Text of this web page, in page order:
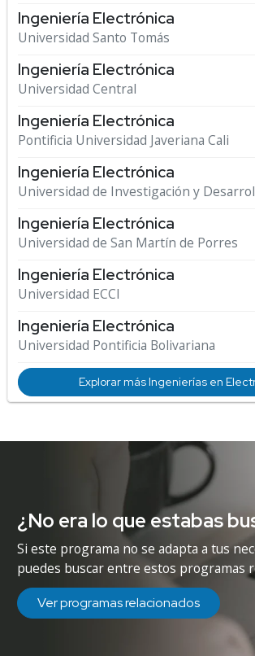
Ingeniería Electrónica
Universidad Santo Tomás
Ingeniería Electrónica
Universidad Central
Ingeniería Electrónica
Pontificia Universidad Javeriana Cali
Ingeniería Electrónica
Universidad de Investigación y
Ingeniería Electrónica
Universidad de San Martín de Porres
Ingeniería Electrónica
Universidad ECCI
Ingeniería Electrónica
Universidad Pontificia Bolivariana
Explorar más Ingenierías en
¿No era lo que estabas
Si este programa no se adapta a tus
puedes buscar entre estos programas
Ver programas relacionados